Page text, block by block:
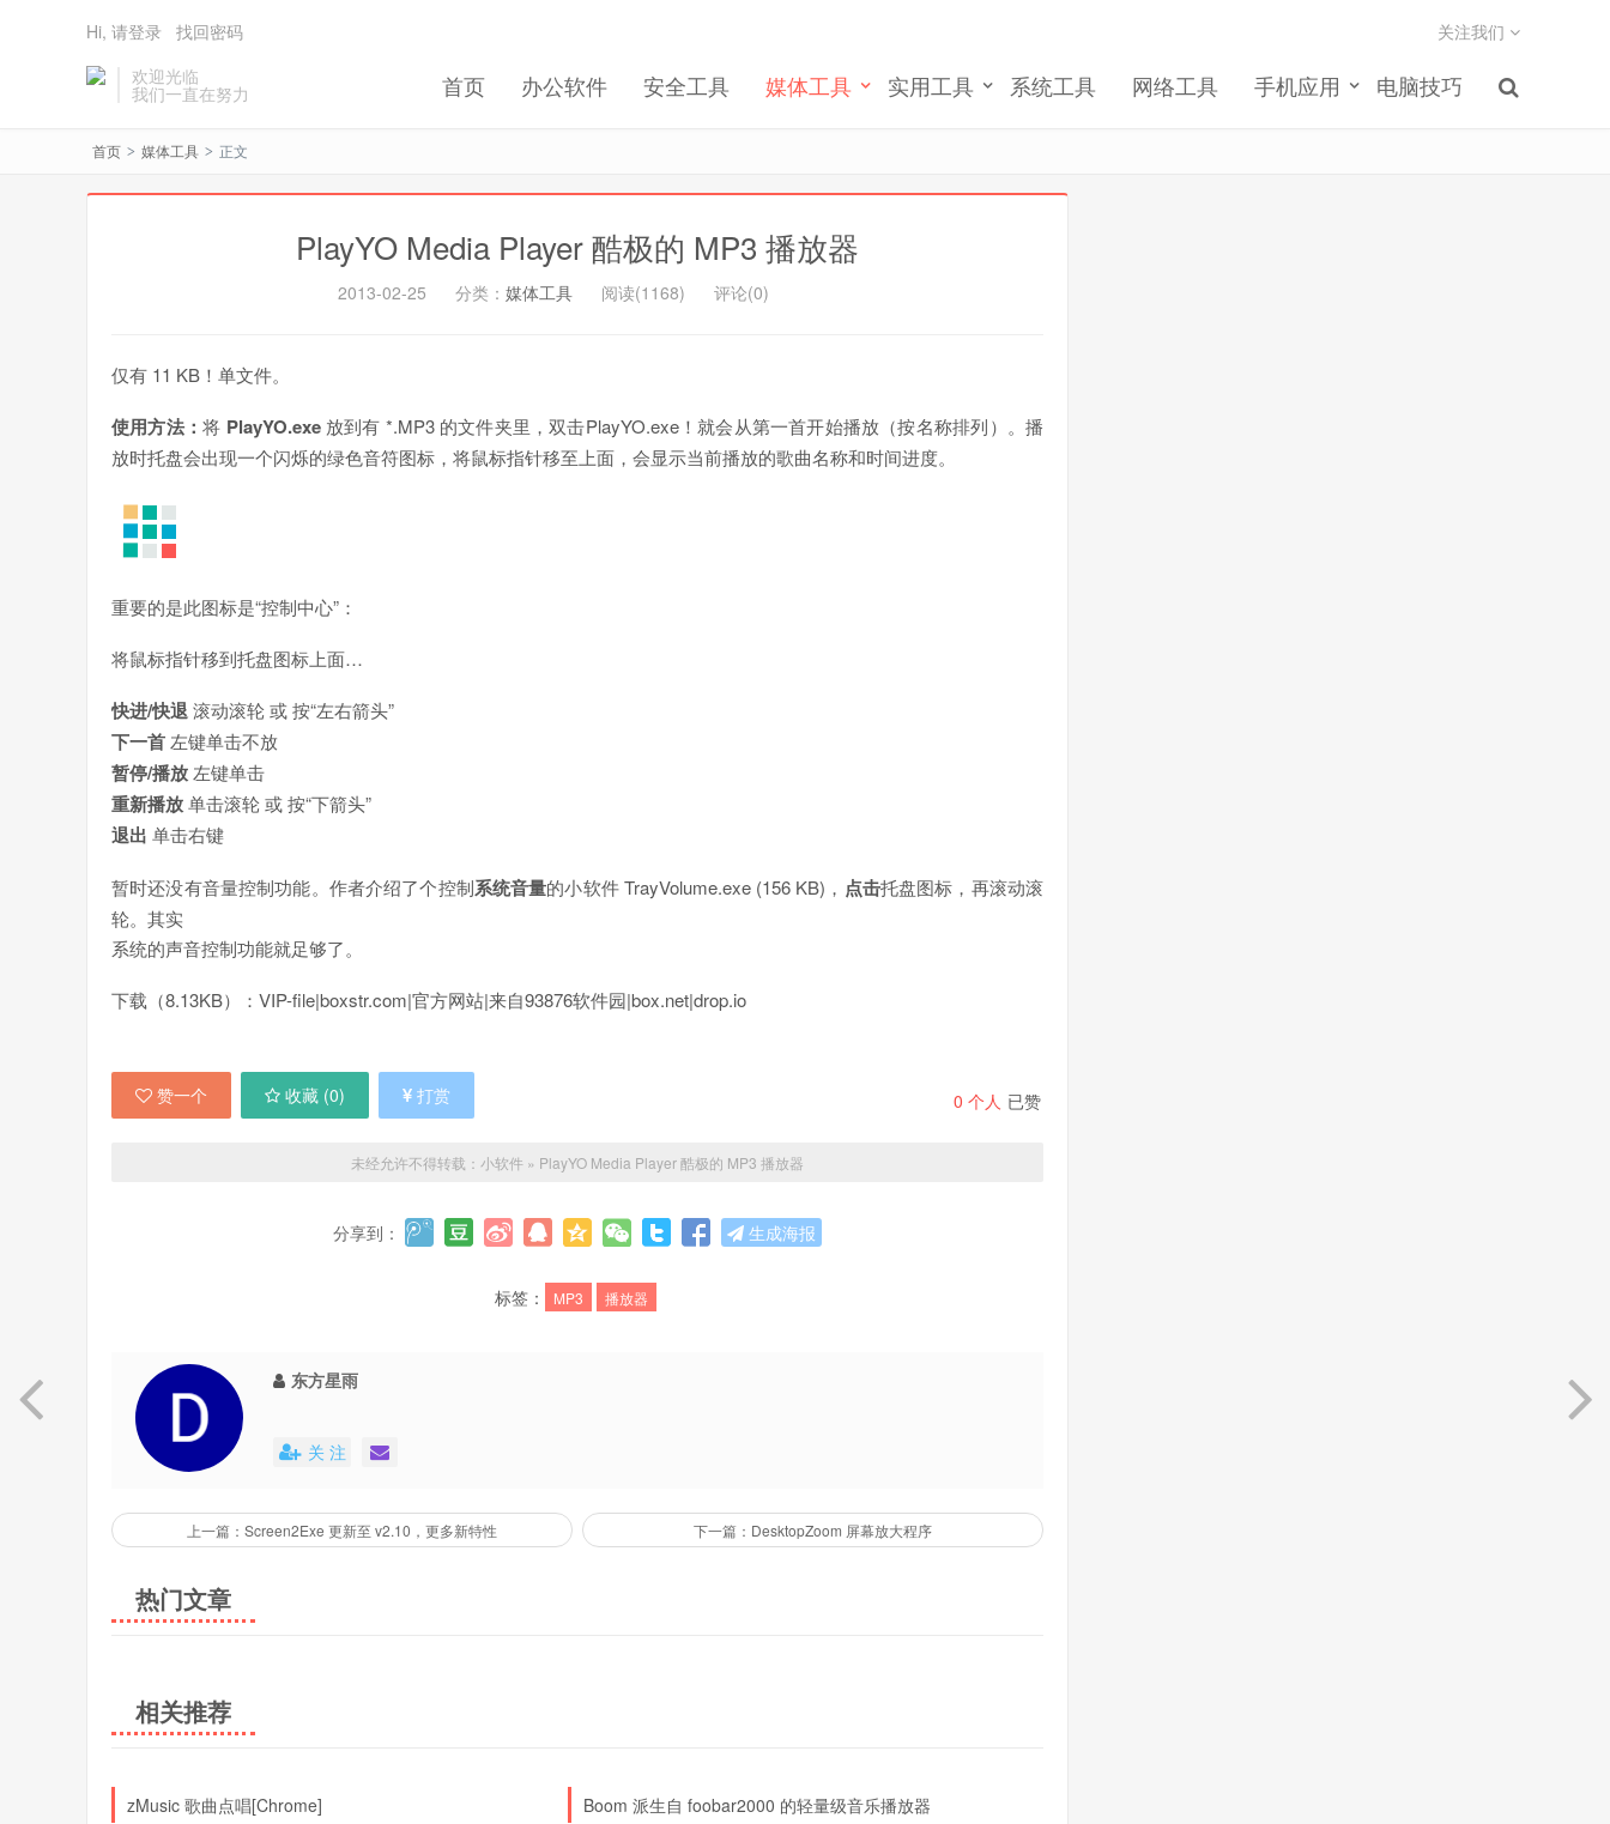
欢迎光临
我们一直在努力 首页 办公软件 安全工具 媒体工具 实用工具 系统工具 网络工具 手机应用 电脑技巧
关注我们
Hi, 请登录 找回密码
首页 > 媒体工具 > 正文
PlayYO Media Player 酷极的 MP3 播放器
2013-02-25 分类： 媒体工具 阅读(1168) 评论(0)
仅有 11 KB！单文件。
使用方法：将 PlayYO.exe放到有 *.MP3 的文件夹里，双击PlayYO.exe！就会从第一首开始播放（按名称排列）。播
放时托盘会出现一个闪烁的绿色音符图标，将鼠标指针移至上面，会显示当前播放的歌曲名称和时间进度。
重要的是此图标是“控制中心”：
将鼠标指针移到托盘图标上面…
快进/快退滚动滚轮 或 按“左右箭头”
下一首 左键单击不放
暂停/播放 左键单击
重新播放单击滚轮 或 按“下箭头”
退出 单击右键
暂时还没有音量控制功能。作者介绍了个控制系统音量的小软件 TrayVolume.exe (156 KB)， 点击托盘图标，再滚动滚
轮。其实
系统的声音控制功能就足够了。
下载（8.13KB）：VIP-file|boxstr.com|官方网站|来自93876软件园|box.net|drop.io
0 个人 已赞
赞一个 收藏 (0) 打赏
未经允许不得转载： 小软件 » PlayYO Media Player 酷极的 MP3 播放器
分享到： 生成海报
标签： MP3 播放器
东方星雨
关 注
上一篇：Screen2Exe 更新至 v2.10，更多新特性 下一篇：DesktopZoom 屏幕放大程序
热门文章
相关推荐
zMusic 歌曲点唱[Chrome] Boom 派生自 foobar2000 的轻量级音乐播放器